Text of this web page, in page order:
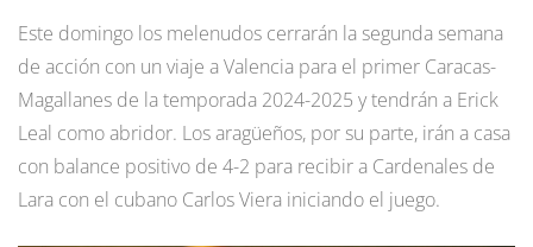
Este domingo los melenudos cerrarán la segunda semana
de acción con un viaje a Valencia para el primer Caracas-
Magallanes de la temporada 2024-2025 y tendrán a Erick
Leal como abridor. Los aragüeños, por su parte, irán a casa
con balance positivo de 4-2 para recibir a Cardenales de
Lara con el cubano Carlos Viera iniciando el juego.